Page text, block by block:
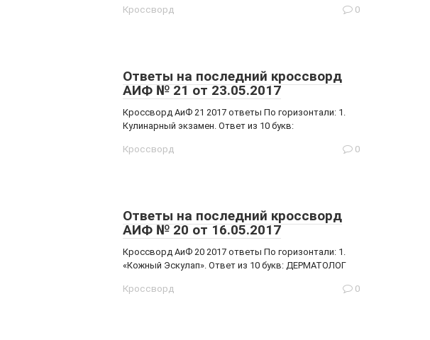
Кроссворд 0
Ответы на последний кроссворд
АИФ № 21 от 23.05.2017
Кроссворд АиФ 21 2017 ответы По горизонтали: 1.
Кулинарный экзамен. Ответ из 10 букв:
Кроссворд 0
Ответы на последний кроссворд
АИФ № 20 от 16.05.2017
Кроссворд АиФ 20 2017 ответы По горизонтали: 1.
«Кожный Эскулап». Ответ из 10 букв: ДЕРМАТОЛОГ
Кроссворд 0